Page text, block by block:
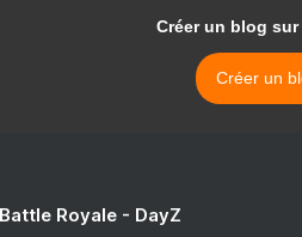
Créer un blog
Créer un
Royale - DayZ